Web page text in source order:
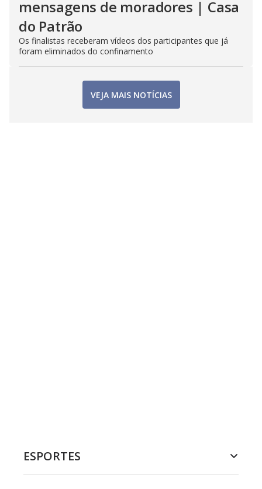
mensagens de moradores | Casa
do Patrão
Os finalistas receberam vídeos dos participantes que já
foram eliminados do confinamento
VEJA MAIS NOTÍCIAS
ESPORTES